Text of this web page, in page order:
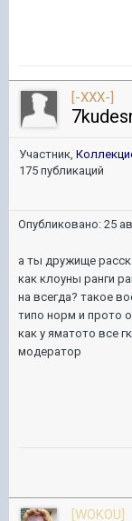
[-XXX-]
Участник,
175 публикаций
Опубликовано: 25
а ты дружище
как клоуны ранги
на всегда? такое
типо норм и прото
как у яматото все
модератор
[WOKOU]